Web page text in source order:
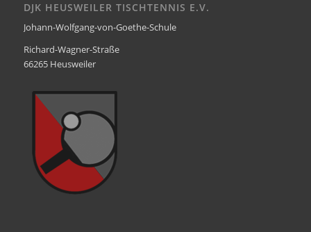
DJK HEUSWEILER TISCHTENNIS E.V.
Johann-Wolfgang-von-Goethe-Schule
Richard-Wagner-Straße
66265 Heusweiler